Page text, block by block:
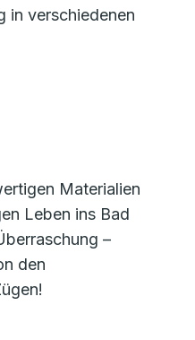
in verschiedenen
Materialien
Leben ins Bad
–
den